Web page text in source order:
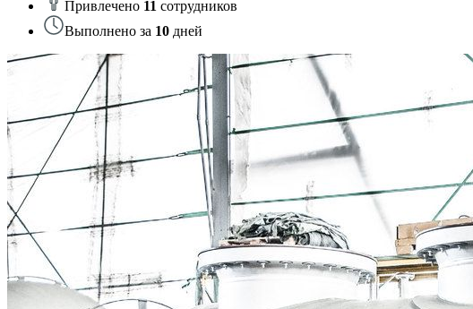
Привлечено 11 сотрудников
Выполнено за 10 дней